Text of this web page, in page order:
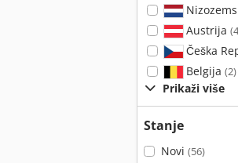
Austrija
Češka
Belgija (2)
Prikaži više
Stanje
Novi (56)